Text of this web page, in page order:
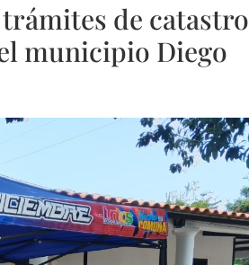
de catastro
municipio Diego